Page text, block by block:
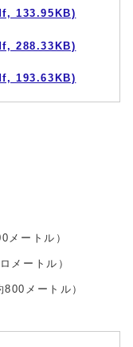
133.95KB)
288.33KB)
193.63KB)
メートル）
メートル）
メートル）